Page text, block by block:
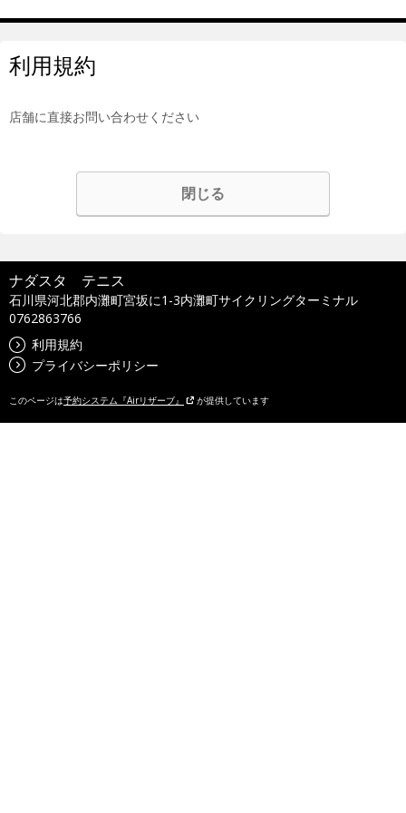
利用規約
店舗に直接お問い合わせください
閉じる
ナダスタ テニス
石川県河北郡内灘町宮坂に1-3内灘町サイクリングターミナル
0762863766
利用規約
プライバシーポリシー
このページは予約システム『Airリザーブ』 が提供しています